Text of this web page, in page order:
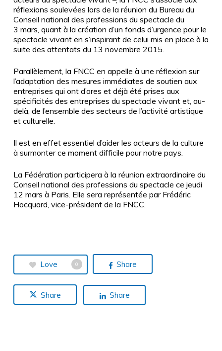
réflexions soulevées lors de la réunion du Bureau du
Conseil national des professions du spectacle du
3 mars, quant à la création d’un fonds d’urgence pour le
spectacle vivant en s’inspirant de celui mis en place à la
suite des attentats du 13 novembre 2015.
Parallèlement, la FNCC en appelle à une réflexion sur
l’adaptation des mesures immédiates de soutien aux
entreprises qui ont d’ores et déjà été prises aux
spécificités des entreprises du spectacle vivant et, au-
delà, de l’ensemble des secteurs de l’activité artistique
et culturelle.
Il est en effet essentiel d’aider les acteurs de la culture
à surmonter ce moment difficile pour notre pays.
La Fédération participera à la réunion extraordinaire du
Conseil national des professions du spectacle ce jeudi
12 mars à Paris. Elle sera représentée par Frédéric
Hocquard, vice-président de la FNCC.
Love 0 Share
Share Share